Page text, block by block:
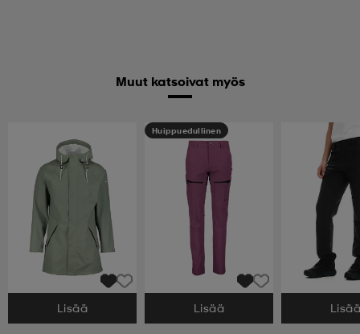
Muut katsoivat myös
Valitse Koko
Lisää
Huippuedullinen
Valitse Koko
Lisää Valitse Koko